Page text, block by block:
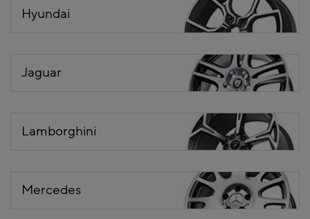
Hyundai
Jaguar
Lamborghini
Mercedes